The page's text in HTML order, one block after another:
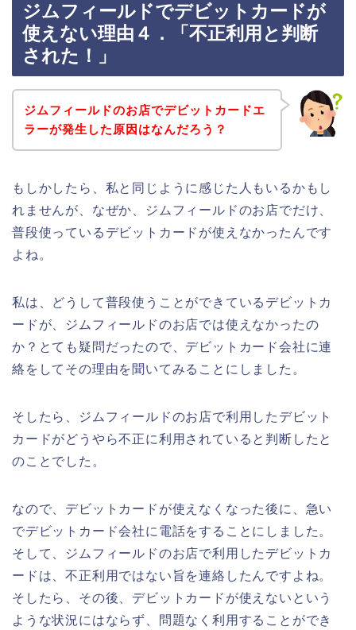
ジムフィールドでデビットカードが
使えない理由４．「不正利用と判断
された！」
ジムフィールドのお店でデビットカードエ
ラーが発生した原因はなんだろう？
もしかしたら、私と同じように感じた人もいるかもし
れませんが、なぜか、ジムフィールドのお店でだけ、
普段使っているデビットカードが使えなかったんです
よね。
私は、どうして普段使うことができているデビットカ
ードが、ジムフィールドのお店では使えなかったの
か？とても疑問だったので、デビットカード会社に連
絡をしてその理由を聞いてみることにしました。
そしたら、ジムフィールドのお店で利用したデビット
カードがどうやら不正に利用されていると判断したと
のことでした。
なので、デビットカードが使えなくなった後に、急い
でデビットカード会社に電話をすることにしました。
そして、ジムフィールドのお店で利用したデビットカ
ードは、不正利用ではない旨を連絡したんですよね。
そしたら、その後、デビットカードが使えないという
ような状況にはならず、問題なく利用することができ